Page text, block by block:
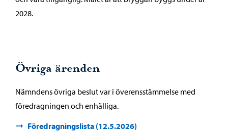
2028.
Övriga ärenden
Nämndens övriga beslut var i överensstämmelse med
föredragningen och enhälliga.
Föredragningslista (12.5.2026)